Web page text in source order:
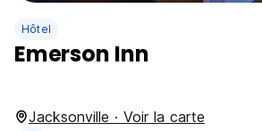
Hôtel
Emerson Inn
Jacksonville · Voir la carte